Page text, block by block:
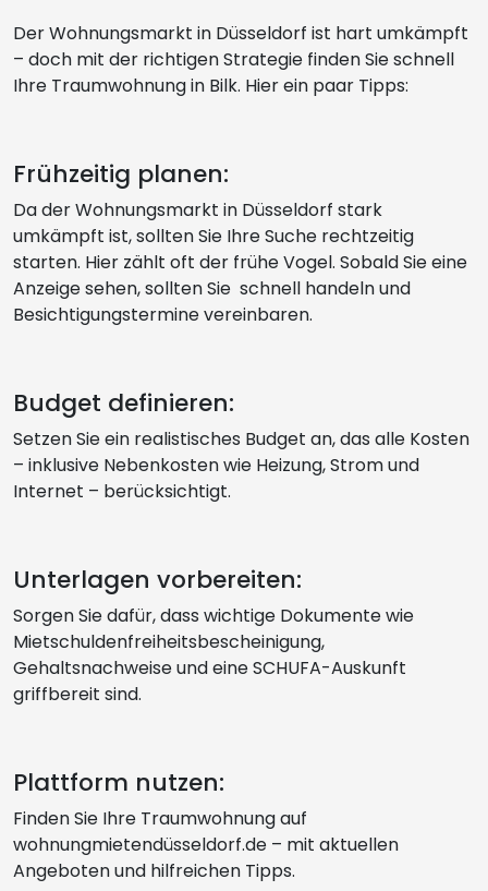
Der Wohnungsmarkt in Düsseldorf ist hart umkämpft
– doch mit der richtigen Strategie finden Sie schnell
Ihre Traumwohnung in Bilk. Hier ein paar Tipps:
Frühzeitig planen:
Da der Wohnungsmarkt in Düsseldorf stark
umkämpft ist, sollten Sie Ihre Suche rechtzeitig
starten. Hier zählt oft der frühe Vogel. Sobald Sie eine
Anzeige sehen, sollten Sie schnell handeln und
Besichtigungstermine vereinbaren.
Budget definieren:
Setzen Sie ein realistisches Budget an, das alle Kosten
– inklusive Nebenkosten wie Heizung, Strom und
Internet – berücksichtigt.
Unterlagen vorbereiten:
Sorgen Sie dafür, dass wichtige Dokumente wie
Mietschuldenfreiheitsbescheinigung,
Gehaltsnachweise und eine SCHUFA-Auskunft
griffbereit sind.
Plattform nutzen:
Finden Sie Ihre Traumwohnung auf
wohnungmietendüsseldorf.de – mit aktuellen
Angeboten und hilfreichen Tipps.